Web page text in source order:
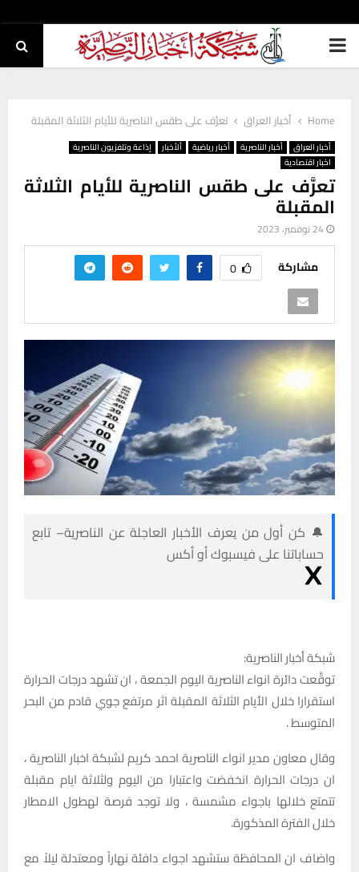
PRIMARY
Home أخبار العراق تعرَّف على طقس الناصرية للأيام الثلاثة المقبلة
أخبار العراق أخبار الناصرية أخبار رياضية ألأخبار
إذاعة وتلفزيون الناصرية
اخبار اقتصادية
تعرَّف على طقس الناصرية للأيام الثلاثة
المقبلة
24 نوفمبر، 2023
مشاركة 0
🔔 كن أول من يعرف الأخبار العاجلة عن الناصرية– تابع
حساباتنا على فيسبوك أو أكس
شبكة أخبار الناصرية:
توقَّعت دائرة انواء الناصرية اليوم الجمعة ، ان تشهد درجات الحرارة
استقرارا خلال الأيام الثلاثة المقبلة اثر مرتفع جوي قادم من البحر
المتوسط .
وقال معاون مدير انواء الناصرية احمد كريم لشبكة اخبار الناصرية ،
ان درجات الحرارة انخفضت واعتبارا من اليوم ولثلاثة ايام مقبلة
تتمتع خلالها باجواء مشمسة ، ولا توجد فرصة لهطول الامطار
خلال الفترة المذكورة.
واضاف ان المحافظة ستشهد اجواء دافئة نهاراً ومعتدلة ليلاً مع